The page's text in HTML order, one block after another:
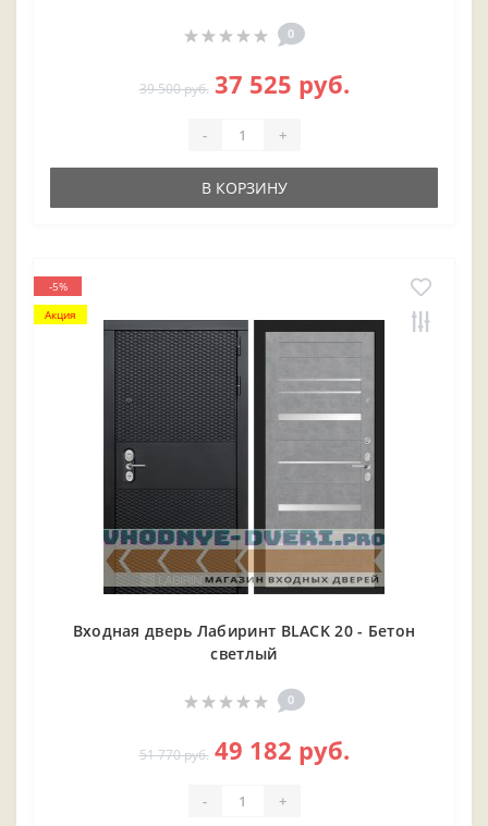
0
39 500 руб. 37 525 руб.
- +
В КОРЗИНУ
-5%
Акция
Входная дверь Лабиринт BLACK 20 - Бетон
светлый
0
51 770 руб. 49 182 руб.
- +